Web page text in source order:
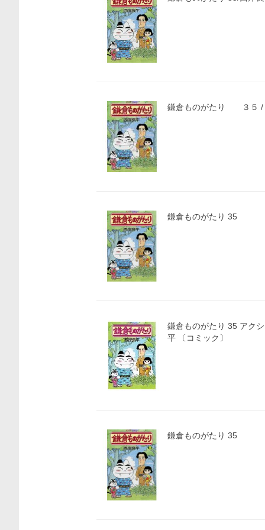
鎌倉ものがたり ３５
鎌倉ものがたり 35
鎌倉ものがたり 35 アク
平 〔コミック〕
鎌倉ものがたり 35